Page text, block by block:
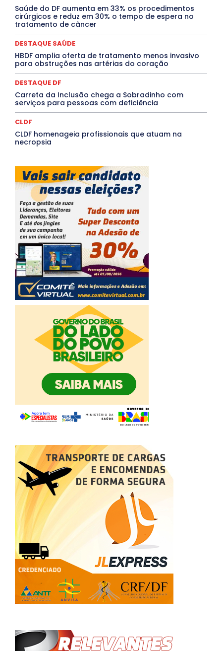
Rio de Janeiro
Rio Grande do Sul
Roraima
Santa Catarina
São Paulo SARAMPO
SAÚDE
Saúde Agora
TÁ FROID?
TEATRO TECNOLOGIA
TIC TAC
Mais
Saúde do DF aumenta em 33% os procedimentos
cirúrgicos e reduz em 30% o tempo de espera no
tratamento de câncer
DESTAQUE SAÚDE
HBDF amplia oferta de tratamento menos invasivo
para obstruções nas artérias do coração
DESTAQUE DF
Carreta da Inclusão chega a Sobradinho com
serviços para pessoas com deficiência
CLDF
CLDF homenageia profissionais que atuam na
necropsia